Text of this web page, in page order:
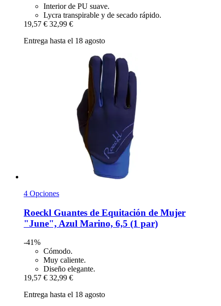
Interior de PU suave.
Lycra transpirable y de secado rápido.
19,57 € 32,99 €
Entrega hasta el 18 agosto
4 Opciones
Roeckl Guantes de Equitación de Mujer
"June", Azul Marino, 6,5 (1 par)
-41%
Cómodo.
Muy caliente.
Diseño elegante.
19,57 € 32,99 €
Entrega hasta el 18 agosto